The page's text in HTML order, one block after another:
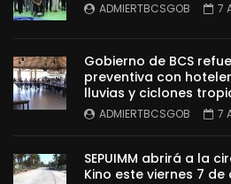
ADMIERTBCSGOB 7
Gobierno de BCS
preventiva con
lluvias y ciclones
ADMIERTBCSGOB 7
SEPUIMM abrirá a la
Kino este viernes 7